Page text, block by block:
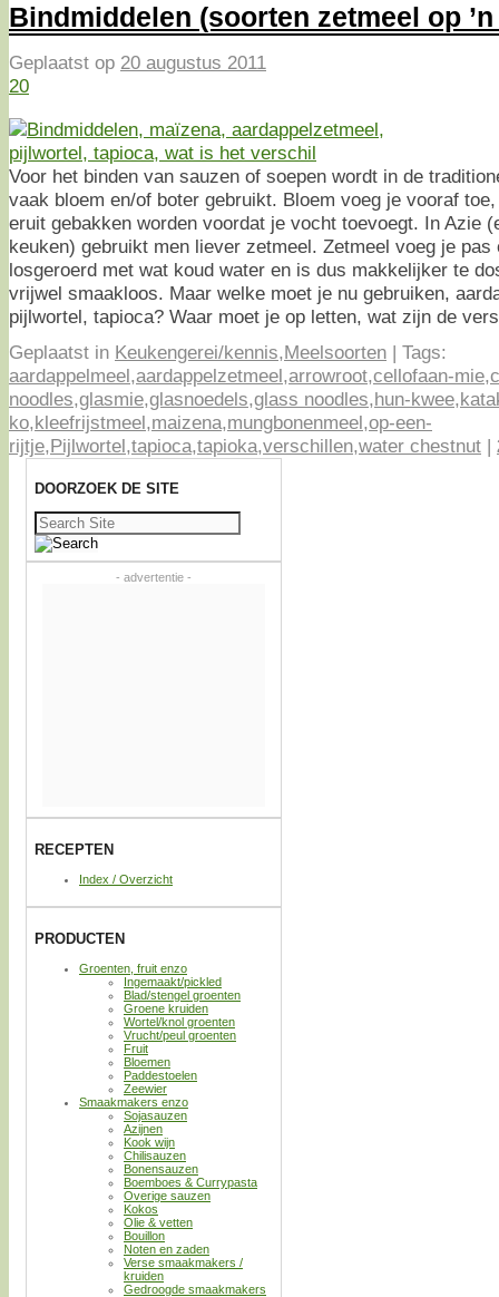
Bindmiddelen (soorten zetmeel op
Geplaatst op 20 augustus 2011
20
Voor het binden van sauzen of soepen wordt in de
vaak bloem en/of boter gebruikt. Bloem voeg je vooraf
eruit gebakken worden voordat je vocht toevoegt. In Azie
keuken) gebruikt men liever zetmeel. Zetmeel voeg je
losgeroerd met wat koud water en is dus makkelijker te
vrijwel smaakloos. Maar welke moet je nu gebruiken,
pijlwortel, tapioca? Waar moet je op letten, wat zijn de
Geplaatst in Keukengerei/kennis,Meelsoorten | Tags:
aardappelmeel,aardappelzetmeel,arrowroot,cellofaan-mie,
noodles,glasmie,glasnoedels,glass noodles,hun-kwee,
ko,kleefrijstmeel,maizena,mungbonenmeel,op-een-
rijtje,Pijlwortel,tapioca,tapioka,verschillen,water chestnut |
DOORZOEK DE SITE
Zoeken
naar:
- advertentie -
RECEPTEN
Index / Overzicht
PRODUCTEN
Groenten, fruit enzo
Ingemaakt/pickled
Blad/stengel groenten
Groene kruiden
Wortel/knol groenten
Vrucht/peul groenten
Fruit
Bloemen
Paddestoelen
Zeewier
Smaakmakers enzo
Sojasauzen
Azijnen
Kook wijn
Chilisauzen
Bonensauzen
Boemboes & Currypasta
Overige sauzen
Kokos
Olie & vetten
Bouillon
Noten en zaden
Verse smaakmakers /
kruiden
Gedroogde smaakmakers